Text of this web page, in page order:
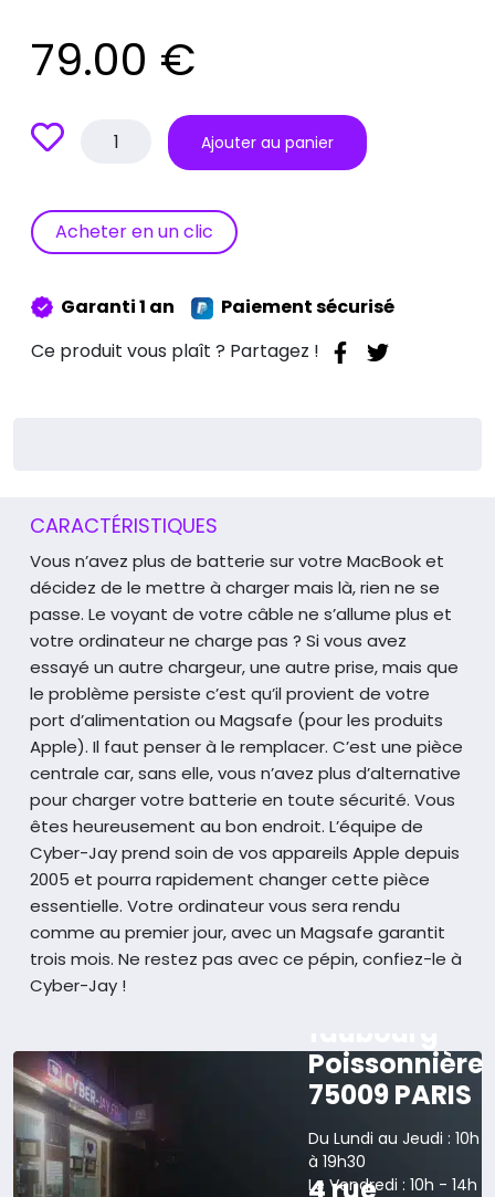
79.00 €
quantité
Alimentation
Ajouter au panier
Acheter en un clic
Garanti 1 an
Paiement sécurisé
Ce produit vous plaît ? Partagez !
CARACTÉRISTIQUES
Vous n’avez plus de batterie sur votre MacBook et
décidez de le mettre à charger mais là, rien ne se
passe. Le voyant de votre câble ne s’allume plus et
votre ordinateur ne charge pas ? Si vous avez
essayé un autre chargeur, une autre prise, mais que
le problème persiste c’est qu’il provient de votre
port d’alimentation ou Magsafe (pour les produits
Apple). Il faut penser à le remplacer. C’est une pièce
centrale car, sans elle, vous n’avez plus d’alternative
pour charger votre batterie en toute sécurité. Vous
êtes heureusement au bon endroit. L’équipe de
Cyber-Jay prend soin de vos appareils Apple depuis
2005 et pourra rapidement changer cette pièce
essentielle. Votre ordinateur vous sera rendu
comme au premier jour, avec un Magsafe garantit
trois mois. Ne restez pas avec ce pépin, confiez-le à
Cyber-Jay !
Poissonnière
75009 PARIS
Du Lundi au Jeudi : 10h
à 19h30
Le Vendredi : 10h - 14h
4 rue